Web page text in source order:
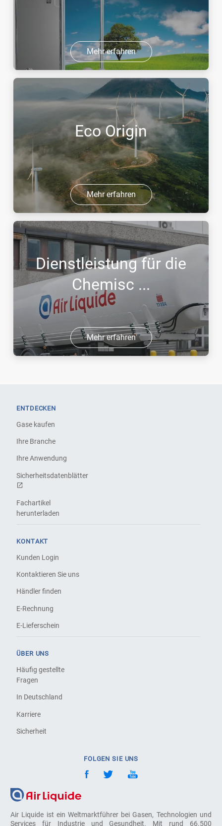
Mehr erfahren
Eco Origin
Mehr erfahren
Dienstleistung für die
Chemisc ...
Mehr erfahren
Air Liquide ist ein Weltmarktführer bei Gasen, Technologien und
Services für Industrie und Gesundheit. Mit rund 66.500
ENTDECKEN
Gase kaufen
Ihre Branche
Ihre Anwendung
Sicherheitsdatenblätter
Fachartikel
herunterladen
KONTAKT
Kunden Login
Kontaktieren Sie uns
Händler finden
E-Rechnung
E-Lieferschein
ÜBER UNS
Häufig gestellte
Fragen
In Deutschland
Karriere
Sicherheit
FOLGEN SIE UNS